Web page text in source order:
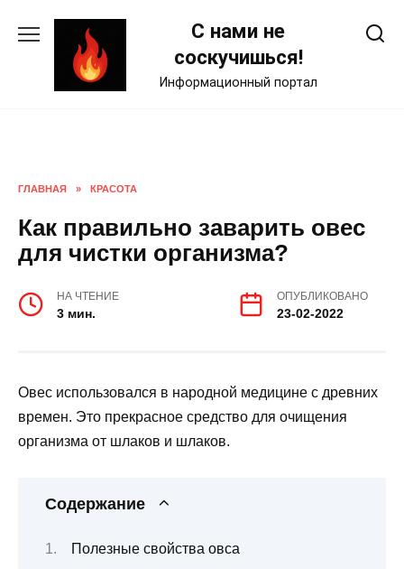
С нами не
соскучишься!
Информационный портал
ГЛАВНАЯ » КРАСОТА
Как правильно заварить овес
для чистки организма?
НА ЧТЕНИЕ
3 мин.
ОПУБЛИКОВАНО
23-02-2022
Овес использовался в народной медицине с древних
времен. Это прекрасное средство для очищения
организма от шлаков и шлаков.
Содержание
Полезные свойства овса